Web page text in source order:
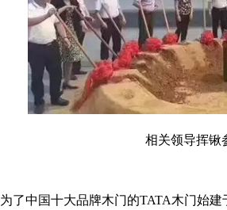
相关领导挥锹
中国十大品牌木门的TATA木门始建